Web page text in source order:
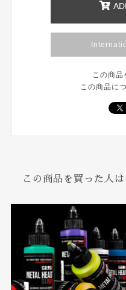
この商品
この商品に
この商品を買った人